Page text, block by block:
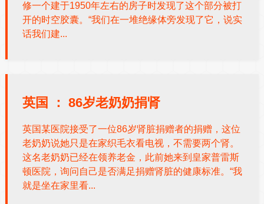
修一个建于1950年左右的房子时发现了这个部分被打
开的时空胶囊。“我们在一堆绝缘体旁发现了它，说实
话我们建...
英国 ： 86岁老奶奶捐肾
英国某医院接受了一位86岁肾脏捐赠者的捐赠，这位
老奶奶说她只是在家织毛衣看电视，不需要两个肾。
这名老奶奶已经在领养老金，此前她来到皇家普雷斯
顿医院，询问自己是否满足捐赠肾脏的健康标准。“我
就是坐在家里看...